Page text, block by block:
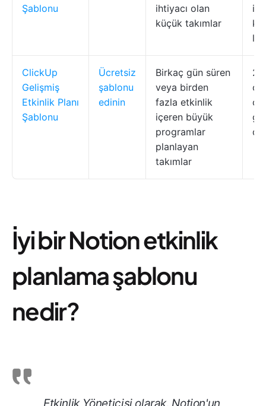
Şablonu
ihtiyacı olan
küçük takımlar
ClickUp
Gelişmiş
Etkinlik Planı
Şablonu
Ücretsiz
şablonu
edinin
Birkaç gün süren
veya birden
fazla etkinlik
içeren büyük
programlar
planlayan
takımlar
İyi bir Notion etkinlik
planlama şablonu
nedir?